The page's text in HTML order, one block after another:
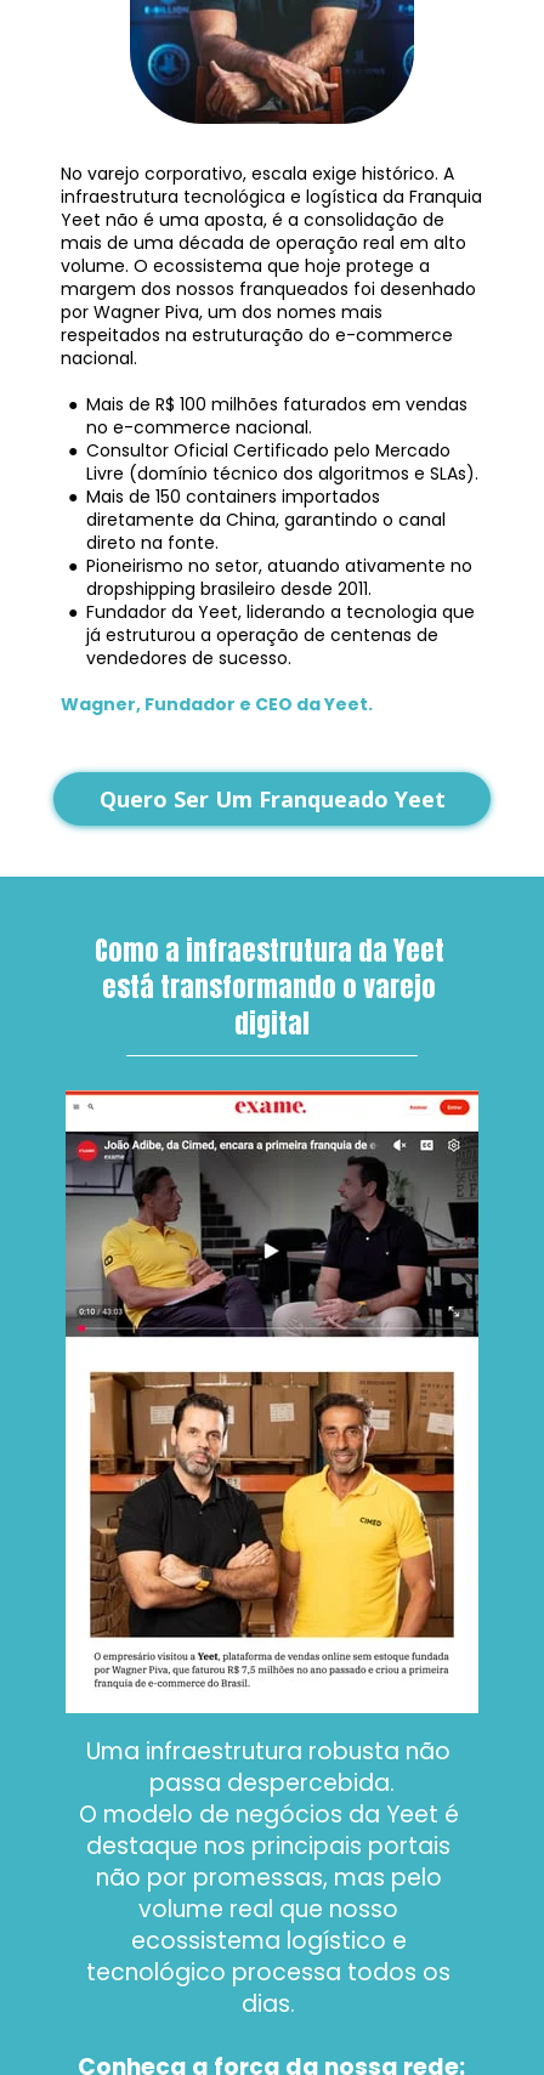
No varejo corporativo, escala exige histórico. A
infraestrutura tecnológica e logística da Franquia
Yeet não é uma aposta, é a consolidação de
mais de uma década de operação real em alto
volume. O ecossistema que hoje protege a
margem dos nossos franqueados foi desenhado
por Wagner Piva, um dos nomes mais
respeitados na estruturação do e-commerce
nacional.
Mais de R$ 100 milhões faturados em vendas
no e-commerce nacional.
Consultor Oficial Certificado pelo Mercado
Livre (domínio técnico dos algoritmos e SLAs).
Mais de 150 containers importados
diretamente da China, garantindo o canal
direto na fonte.
Pioneirismo no setor, atuando ativamente no
dropshipping brasileiro desde 2011.
Fundador da Yeet, liderando a tecnologia que
já estruturou a operação de centenas de
vendedores de sucesso.
Wagner, Fundador e CEO da Yeet.
Quero Ser Um Franqueado Yeet
Como a infraestrutura da Yeet
está transformando o varejo
digital
Uma infraestrutura robusta não
passa despercebida.
O modelo de negócios da Yeet é
destaque nos principais portais
não por promessas, mas pelo
volume real que nosso
ecossistema logístico e
tecnológico processa todos os
dias.
Conheça a força da nossa rede: